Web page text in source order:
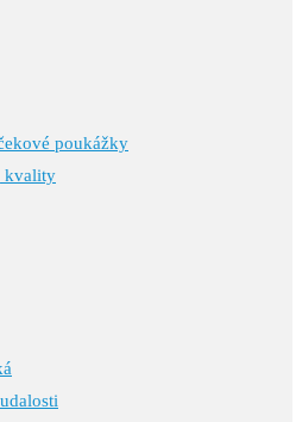
poukážky
kvality